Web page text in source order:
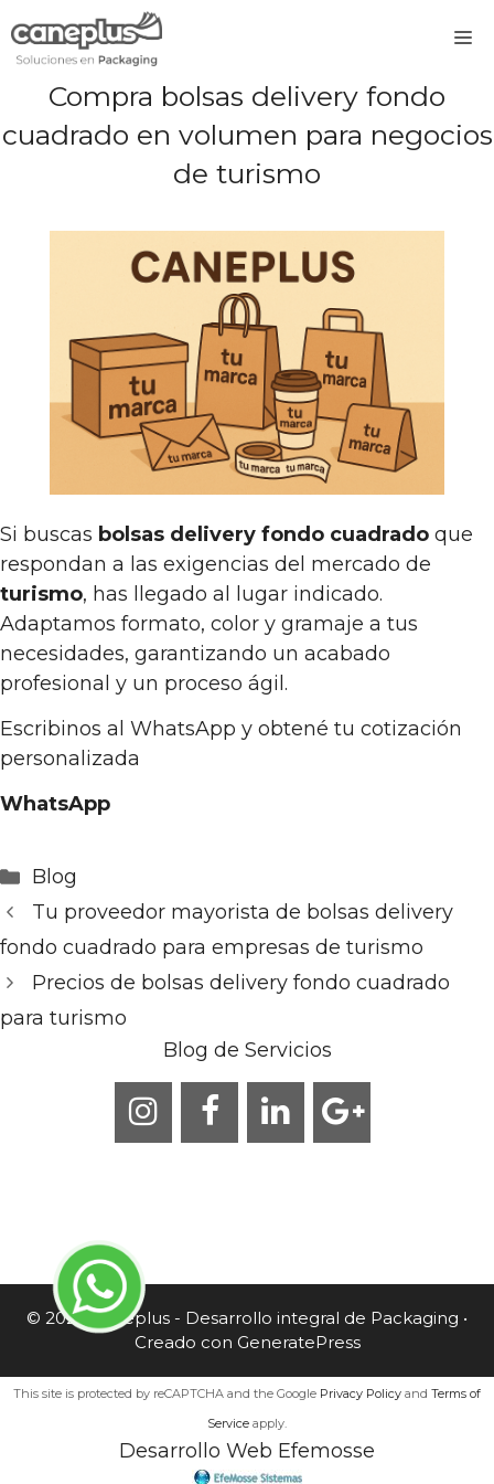
al
Compra bolsas delivery fondo
cuadrado en volumen para negocios
de turismo
Si buscas bolsas delivery fondo cuadrado que
respondan a las exigencias del mercado de
turismo, has llegado al lugar indicado.
Adaptamos formato, color y gramaje a tus
necesidades, garantizando un acabado
profesional y un proceso ágil.
Escribinos al WhatsApp y obtené tu cotización
personalizada
WhatsApp
Categorías
Blog
Tu proveedor mayorista de bolsas delivery
fondo cuadrado para empresas de turismo
Precios de bolsas delivery fondo cuadrado
para turismo
Blog de Servicios
© 2026 Caneplus - Desarrollo integral de Packaging •
Creado con GeneratePress
This site is protected by reCAPTCHA and the Google Privacy Policy and Terms of
Service apply.
Desarrollo Web Efemosse